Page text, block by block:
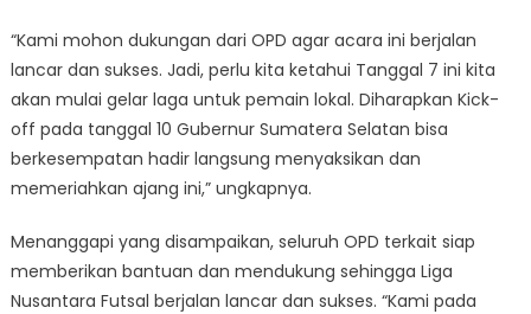
“Kami mohon dukungan dari OPD agar acara ini berjalan
lancar dan sukses. Jadi, perlu kita ketahui Tanggal 7 ini kita
akan mulai gelar laga untuk pemain lokal. Diharapkan Kick-
off pada tanggal 10 Gubernur Sumatera Selatan bisa
berkesempatan hadir langsung menyaksikan dan
memeriahkan ajang ini,” ungkapnya.
Menanggapi yang disampaikan, seluruh OPD terkait siap
memberikan bantuan dan mendukung sehingga Liga
Nusantara Futsal berjalan lancar dan sukses. “Kami pada